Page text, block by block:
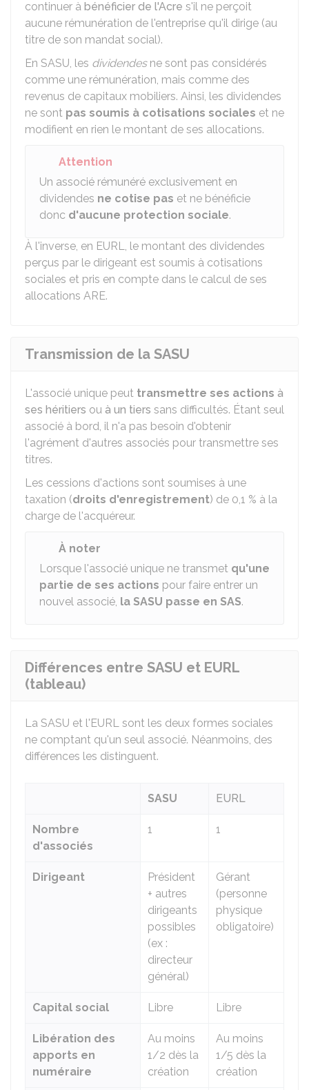
continuer à bénéficier de l'Acre s'il ne perçoit
aucune rémunération de l'entreprise qu'il dirige (au
titre de son mandat social).
En SASU, les dividendesne sont pas considérés
comme une rémunération, mais comme des
revenus de capitaux mobiliers. Ainsi, les dividendes
ne sont pas soumis à cotisations sociales et ne
modifient en rien le montant de ses allocations.
Attention
Un associé rémunéré exclusivement en
dividendes ne cotise pas et ne bénéficie
donc d'aucune protection sociale.
À l'inverse, en EURL, le montant des dividendes
perçus par le dirigeant est soumis à cotisations
sociales et pris en compte dans le calcul de ses
allocations ARE.
Transmission de la SASU
L'associé unique peut transmettre ses actions à
ses héritiers ou à un tiers sans difficultés. Étant seul
associé à bord, il n'a pas besoin d'obtenir
l'agrément d'autres associés pour transmettre ses
titres.
Les cessions d'actions sont soumises à une
taxation (droits d'enregistrement) de 0,1 % à la
charge de l'acquéreur.
À noter
Lorsque l'associé unique ne transmet qu'une
partie de ses actions pour faire entrer un
nouvel associé, la SASU passe en SAS.
Différences entre SASU et EURL
(tableau)
La SASU et l'EURL sont les deux formes sociales
ne comptant qu'un seul associé. Néanmoins, des
différences les distinguent.
SASU EURL
Nombre
d'associés
1 1
Dirigeant
Président
+ autres
dirigeants
possibles
(ex :
directeur
général)
Gérant
(personne
physique
obligatoire)
Capital social Libre Libre
Libération des
apports en
numéraire
Au moins
1/2 dès la
création
Au moins
1/5 dès la
création